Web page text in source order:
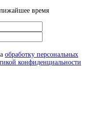
время
обработку персональных
конфиденциальности